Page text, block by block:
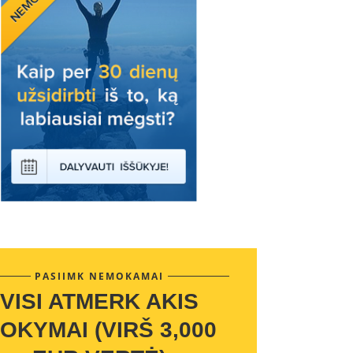
PASIIMK NEMOKAMAI
VISI ATMERK AKIS
(VIRŠ 3,000